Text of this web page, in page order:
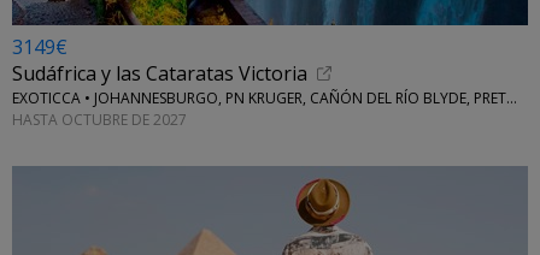
3149€
Sudáfrica y las Cataratas Victoria
EXOTICCA • JOHANNESBURGO, PN KRUGER, CAÑÓN DEL RÍO BLYDE, PRETORIA, CIUDAD DEL CABO
HASTA OCTUBRE DE 2027